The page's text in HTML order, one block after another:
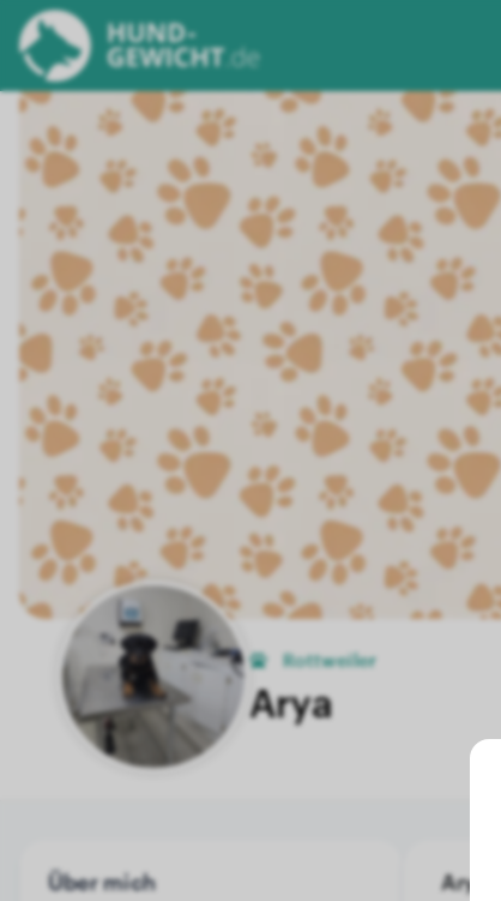
Rottweiler
Arya
Über mich